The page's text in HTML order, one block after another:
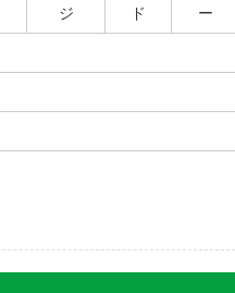
ジ
ド
ー